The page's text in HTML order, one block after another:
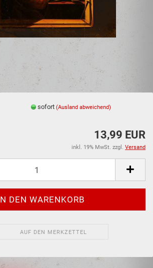
sofort(Ausland abweichend)
13,99 EUR
inkl. 19% MwSt. zzgl. Versand
AUF DEN MERKZETTEL